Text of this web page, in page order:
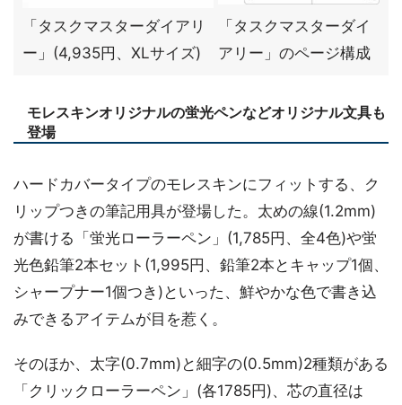
「タスクマスターダイアリ
ー」(4,935円、XLサイズ)
「タスクマスターダイ
アリー」のページ構成
モレスキンオリジナルの蛍光ペンなどオリジナル文具も
登場
ハードカバータイプのモレスキンにフィットする、ク
リップつきの筆記用具が登場した。太めの線(1.2mm)
が書ける「蛍光ローラーペン」(1,785円、全4色)や蛍
光色鉛筆2本セット(1,995円、鉛筆2本とキャップ1個、
シャープナー1個つき)といった、鮮やかな色で書き込
みできるアイテムが目を惹く。
そのほか、太字(0.7mm)と細字の(0.5mm)2種類がある
「クリックローラーペン」(各1785円)、芯の直径は